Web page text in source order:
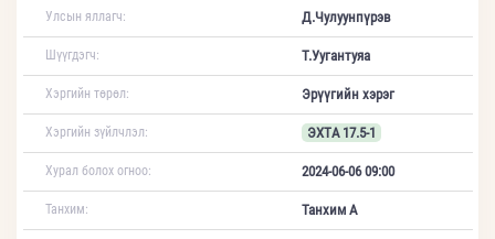
Улсын яллагч: Д.Чулуунпүрэв
Шүүгдэгч: Т.Уугантуяа
Хэргийн төрөл: Эрүүгийн хэрэг
Хэргийн зүйлчлэл: ЭХТА 17.5-1
Хурал болох огноо: 2024-06-06 09:00
Танхим: Танхим А